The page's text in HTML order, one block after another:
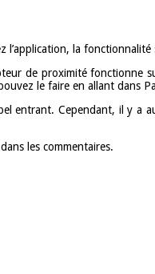
l’application, la
de proximité fonctionne
le faire en allant dans
entrant. Cependant, il y a
les commentaires.